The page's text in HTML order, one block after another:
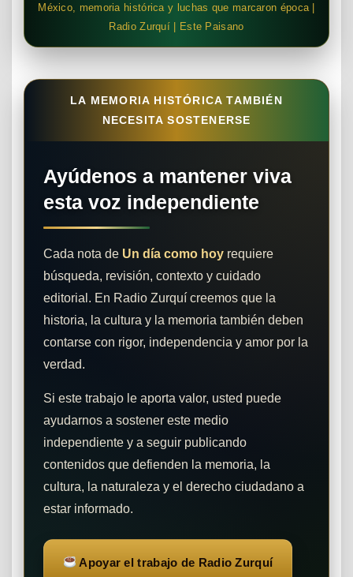
México, memoria histórica y luchas que marcaron época |
Radio Zurquí | Este Paisano
LA MEMORIA HISTÓRICA TAMBIÉN
NECESITA SOSTENERSE
Ayúdenos a mantener viva
esta voz independiente
Cada nota de Un día como hoy requiere
búsqueda, revisión, contexto y cuidado
editorial. En Radio Zurquí creemos que la
historia, la cultura y la memoria también deben
contarse con rigor, independencia y amor por la
verdad.
Si este trabajo le aporta valor, usted puede
ayudarnos a sostener este medio
independiente y a seguir publicando
contenidos que defienden la memoria, la
cultura, la naturaleza y el derecho ciudadano a
estar informado.
Apoyar el trabajo de Radio Zurquí